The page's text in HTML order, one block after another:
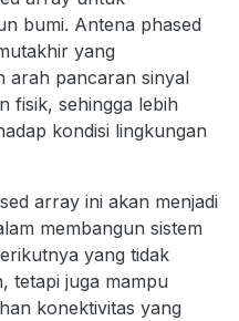
bumi. Antena phased
yang
arah pancaran sinyal
fisik, sehingga lebih
kondisi lingkungan
array ini akan menjadi
membangun sistem
yang tidak
tetapi juga mampu
konektivitas yang